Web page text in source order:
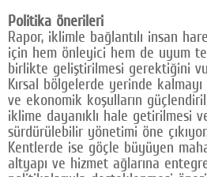
Politika önerileri
Rapor, iklimle bağlantılı insan
için hem önleyici hem de uyum
birlikte geliştirilmesi gerektiğini
Kırsal bölgelerde yerinde
ve ekonomik koşulların
iklime dayanıklı hale getirilmesi
sürdürülebilir yönetimi öne
Kentlerde ise göçle büyüyen
altyapı ve hizmet ağlarına